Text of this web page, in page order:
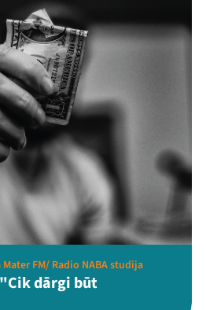
FM/ Radio NABA studija
dārgi būt